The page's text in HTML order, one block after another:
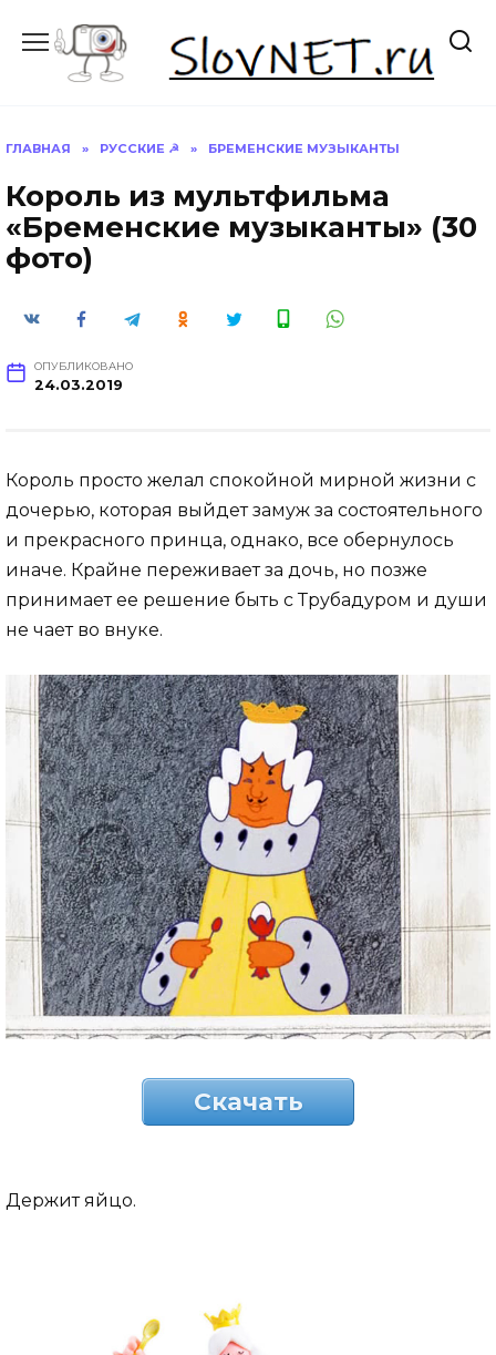
содержанию
ГЛАВНАЯ » РУССКИЕ ☭ » БРЕМЕНСКИЕ МУЗЫКАНТЫ
Король из мультфильма
«Бременские музыканты» (30
фото)
ОПУБЛИКОВАНО
24.03.2019
Король просто желал спокойной мирной жизни с
дочерью, которая выйдет замуж за состоятельного
и прекрасного принца, однако, все обернулось
иначе. Крайне переживает за дочь, но позже
принимает ее решение быть с Трубадуром и души
не чает во внуке.
Скачать
Держит яйцо.